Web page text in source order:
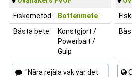
Fiskemetod:
Bottenmete
Bästa bete:
Konstgjort /
Powerbait /
Gulp
"Nåra rejäla vak var det